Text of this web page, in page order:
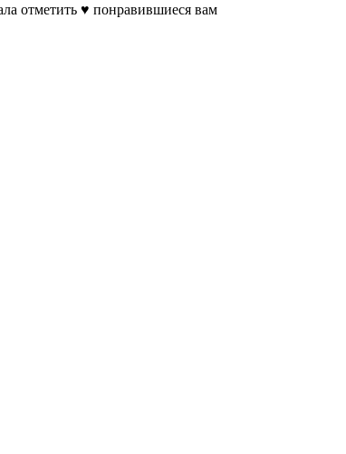
отметить ♥ понравившиеся вам